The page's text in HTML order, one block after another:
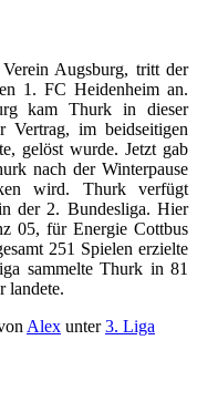
Augsburg, tritt der
1. FC Heidenheim an.
kam Thurk in dieser
Vertrag, im beidseitigen
gelöst wurde. Jetzt gab
nach der Winterpause
wird. Thurk verfügt
der 2. Bundesliga. Hier
05, für Energie Cottbus
251 Spielen erzielte
sammelte Thurk in 81
landete.
Alex unter3. Liga